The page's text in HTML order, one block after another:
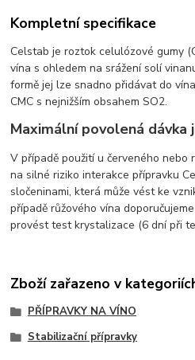
Kompletní specifikace
Celstab je roztok celulózové gumy
vína s ohledem na srážení solí
formě jej lze snadno přidávat do
CMC s nejnižším obsahem SO2.
Maximální povolená
V případě použití u červeného nebo
na silné riziko interakce přípravku
sločeninami, která může vést ke
případě růžového vína
provést test krystalizace (6 dní při
Zboží zařazeno v
PŘÍPRAVKY NA VÍNO
Stabilizační přípravky